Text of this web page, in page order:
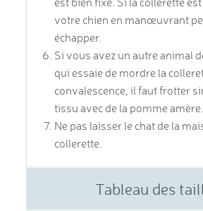
votre chien en manœuvrant
échapper.
Si vous avez un autre animal
qui essaie de mordre la
convalescence, il faut frotter
tissu avec de la pomme amère.
Ne pas laisser le chat de la
collerette.
Tableau des